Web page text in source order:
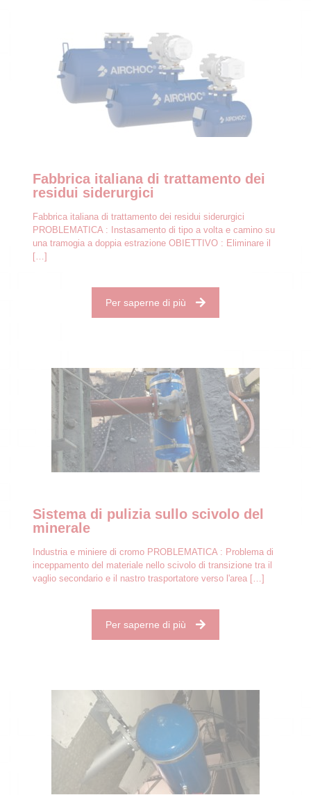
Fabbrica italiana di trattamento dei
residui siderurgici
Fabbrica italiana di trattamento dei residui siderurgici
PROBLEMATICA : Instasamento di tipo a volta e camino su
una tramogia a doppia estrazione OBIETTIVO : Eliminare il
[…]
Per saperne di più
Sistema di pulizia sullo scivolo del
minerale
Industria e miniere di cromo PROBLEMATICA : Problema di
inceppamento del materiale nello scivolo di transizione tra il
vaglio secondario e il nastro trasportatore verso l'area[…]
Per saperne di più